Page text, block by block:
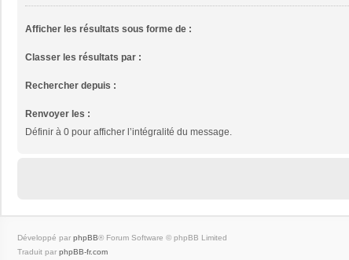
Afficher les résultats sous forme de :
Classer les résultats par :
Rechercher depuis :
Renvoyer les :
Définir à 0 pour afficher l’intégralité du message.
Développé par phpBB® Forum Software © phpBB Limited
Traduit par phpBB-fr.com